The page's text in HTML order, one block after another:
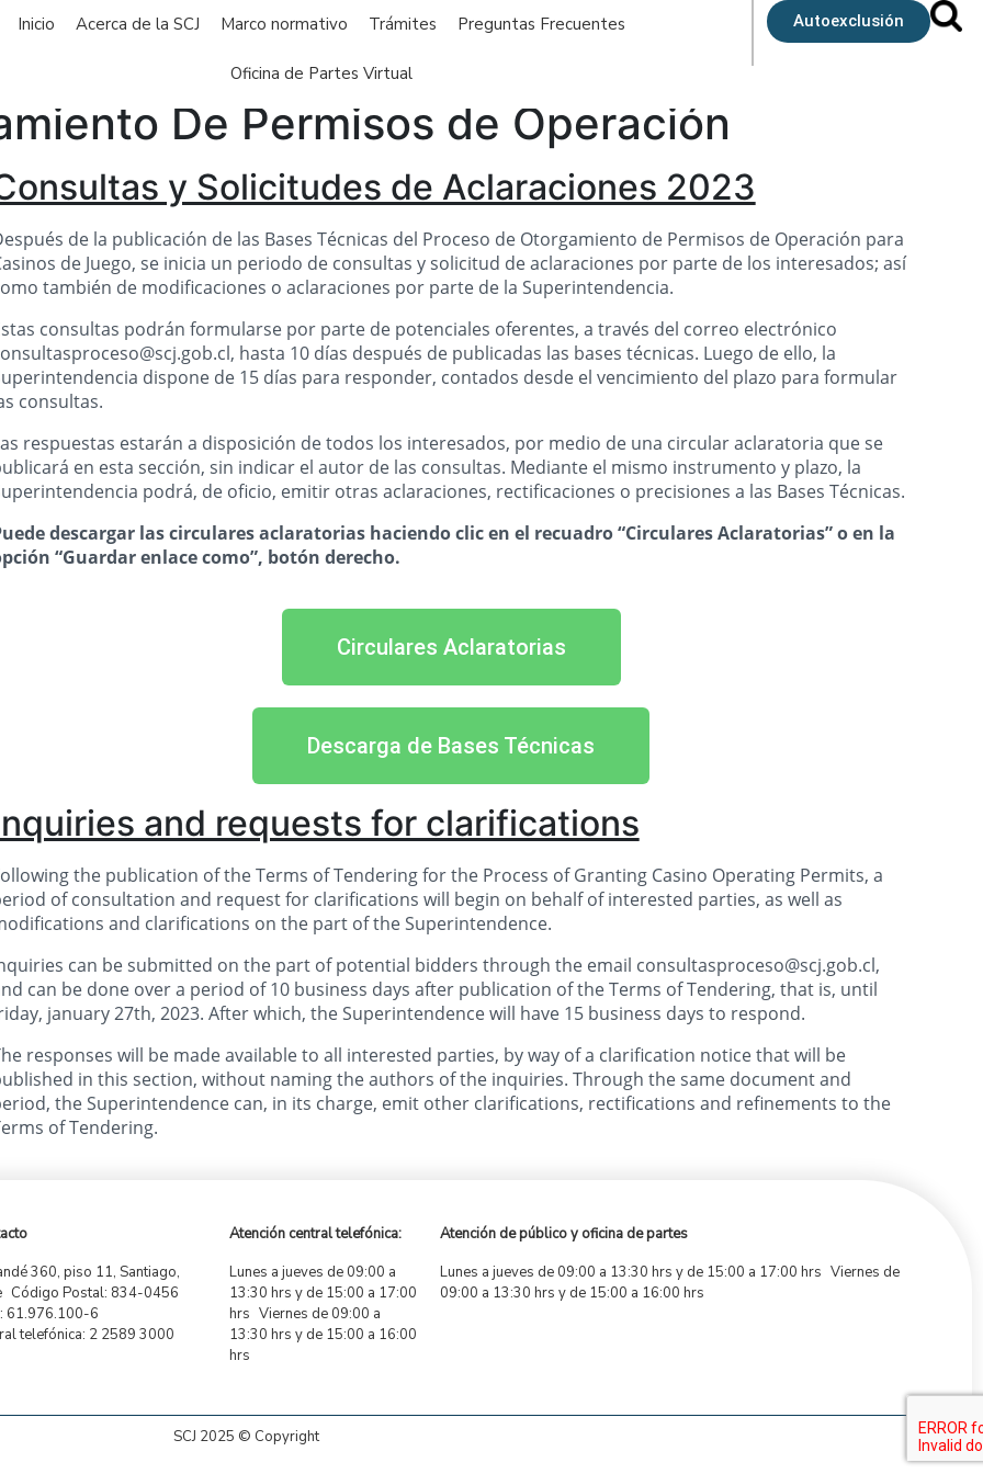
Inicio Acerca de la SCJ Marco normativo Trámites Preguntas Frecuentes
Oficina de Partes Virtual
Autoexclusión
De Permisos de Operación
y Solicitudes de Aclaraciones 2023
de la publicación de las Bases Técnicas del Proceso de Otorgamiento de Permisos de Operación para
de Juego, se inicia un periodo de consultas y solicitud de aclaraciones por parte de los interesados; así
también de modificaciones o aclaraciones por parte de la Superintendencia.
consultas podrán formularse por parte de potenciales oferentes, a través del correo electrónico
hasta 10 días después de publicadas las bases técnicas. Luego de ello, la
dispone de 15 días para responder, contados desde el vencimiento del plazo para formular
consultas.
respuestas estarán a disposición de todos los interesados, por medio de una circular aclaratoria que se
en esta sección, sin indicar el autor de las consultas. Mediante el mismo instrumento y plazo, la
podrá, de oficio, emitir otras aclaraciones, rectificaciones o precisiones a las Bases Técnicas.
descargar las circulares aclaratorias haciendo clic en el recuadro “Circulares Aclaratorias” o en la
“Guardar enlace como”, botón derecho.
Circulares Aclaratorias
Descarga de Bases Técnicas
and requests for clarifications
the publication of the Terms of Tendering for the Process of Granting Casino Operating Permits, a
of consultation and request for clarifications will begin on behalf of interested parties, as well as
and clarifications on the part of the Superintendence.
can be submitted on the part of potential bidders through the email consultasproceso@scj.gob.cl,
can be done over a period of 10 business days after publication of the Terms of Tendering, that is, until
january 27th, 2023. After which, the Superintendence will have 15 business days to respond.
responses will be made available to all interested parties, by way of a clarification notice that will be
in this section, without naming the authors of the inquiries. Through the same document and
the Superintendence can, in its charge, emit other clarifications, rectifications and refinements to the
of Tendering.
360, piso 11, Santiago,
Código Postal: 834-0456
61.976.100-6
telefónica: 2 2589 3000
Atención central telefónica:
Lunes a jueves de 09:00 a
13:30 hrs y de 15:00 a 17:00
hrs Viernes de 09:00 a
13:30 hrs y de 15:00 a 16:00
hrs
Atención de público y oficina de partes
Lunes a jueves de 09:00 a 13:30 hrs y de 15:00 a 17:00 hrs Viernes de
09:00 a 13:30 hrs y de 15:00 a 16:00 hrs
SCJ 2025 © Copyright